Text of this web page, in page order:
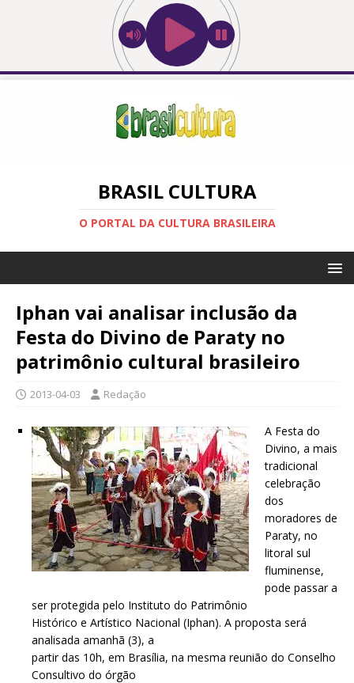
BRASIL CULTURA
O PORTAL DA CULTURA BRASILEIRA
Iphan vai analisar inclusão da
Festa do Divino de Paraty no
patrimônio cultural brasileiro
2013-04-03 Redação
A Festa do
Divino, a mais
tradicional
celebração
dos
moradores de
Paraty, no
litoral sul
fluminense,
pode passar a
ser protegida pelo Instituto do Patrimônio
Histórico e Artístico Nacional (Iphan). A proposta será
analisada amanhã (3), a
partir das 10h, em Brasília, na mesma reunião do Conselho
Consultivo do órgão